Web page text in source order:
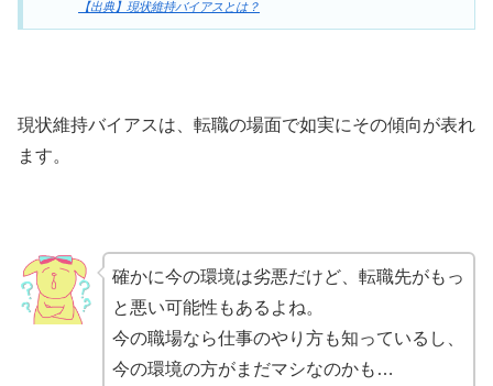
【出典】現状維持バイアスとは？
現状維持バイアスは、転職の場面で如実にその傾向が表れ
ます。
確かに今の環境は劣悪だけど、転職先がもっ
と悪い可能性もあるよね。
今の職場なら仕事のやり方も知っているし、
今の環境の方がまだマシなのかも…